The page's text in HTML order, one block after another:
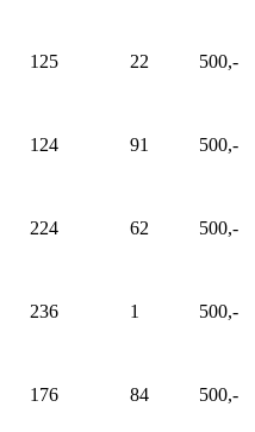
125 22 500,-
124 91 500,-
224 62 500,-
236 1 500,-
176 84 500,-